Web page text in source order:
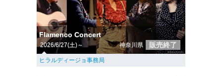
Flamenco Concert
2026/6/27(土)～ 神奈川県 販売終了
ヒラルディージョ事務局